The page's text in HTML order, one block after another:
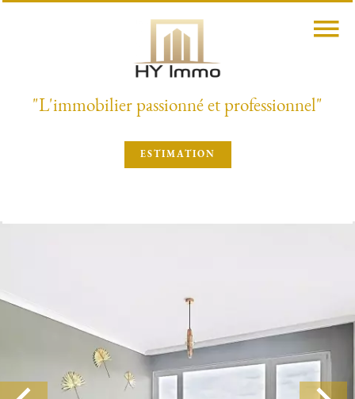
"L'immobilier passionné et professionnel"
ESTIMATION